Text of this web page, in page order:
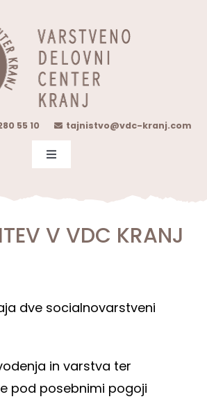
55 10 tajnistvo@vdc-kranj.com
Toggle
V VDC KRANJ
dve socialnovarstveni
in varstva ter
pod posebnimi pogoji